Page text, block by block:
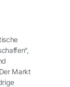
Markt